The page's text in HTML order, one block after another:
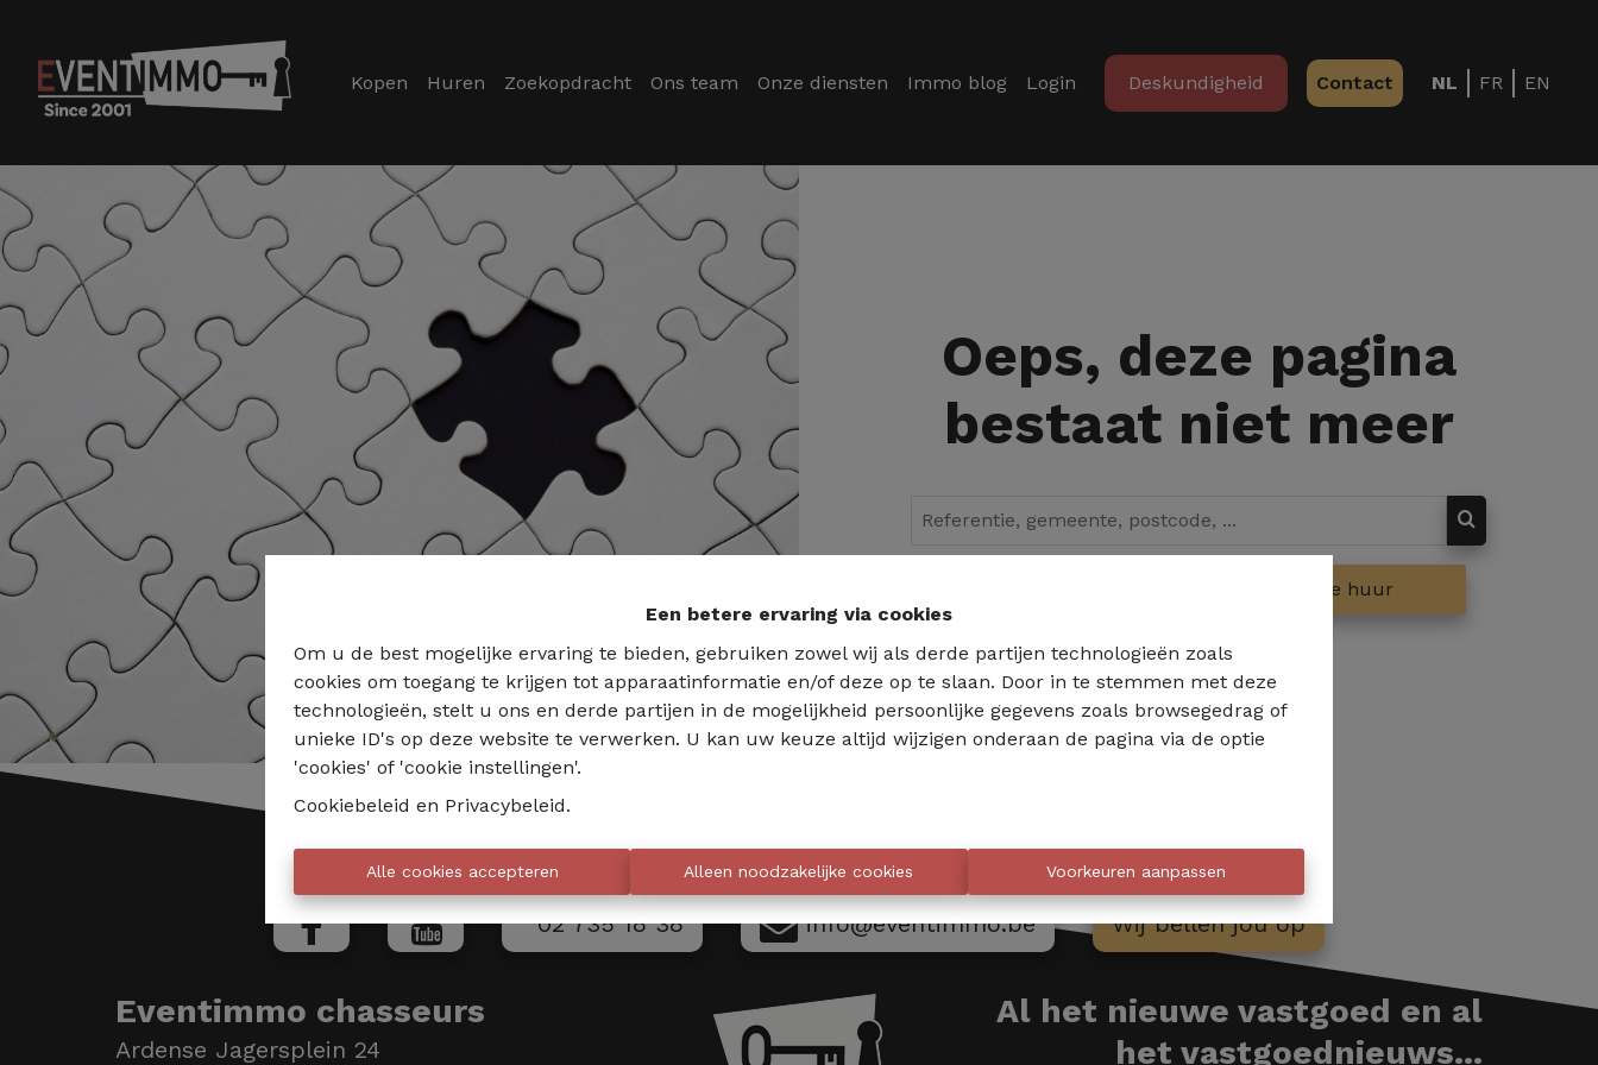
Een betere ervaring via cookies
Om u de best mogelijke ervaring te bieden, gebruiken zowel wij als derde partijen technologieën zoals
cookies om toegang te krijgen tot apparaatinformatie en/of deze op te slaan. Door in te stemmen met deze
technologieën, stelt u ons en derde partijen in de mogelijkheid persoonlijke gegevens zoals browsegedrag of
unieke ID's op deze website te verwerken. U kan uw keuze altijd wijzigen onderaan de pagina via de optie
'cookies' of 'cookie instellingen'.
Cookiebeleid en Privacybeleid.
Alle cookies accepteren Alleen noodzakelijke cookies Voorkeuren aanpassen
Kopen Huren Zoekopdracht Ons team Onze diensten Immo blog Login Deskundigheid Contact NL FR EN
Oeps, deze pagina
bestaat niet meer
Te huur
02 735 18 38 info@eventimmo.be Wij bellen jou op
Eventimmo chasseurs
Ardense Jagersplein 24
Al het nieuwe vastgoed en al
het vastgoednieuws...